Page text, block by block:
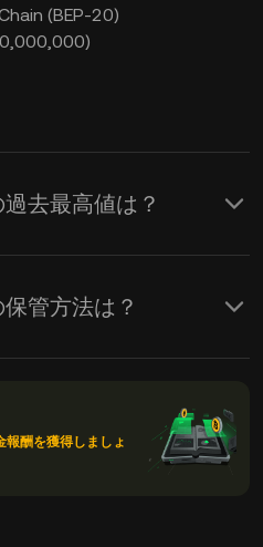
(BEP-20)
去最高値は？
管方法は？
報酬を獲得しましょ